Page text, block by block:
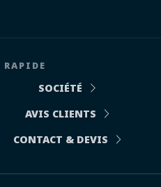
RAPIDE
SOCIÉTÉ
AVIS CLIENTS
CONTACT & DEVIS